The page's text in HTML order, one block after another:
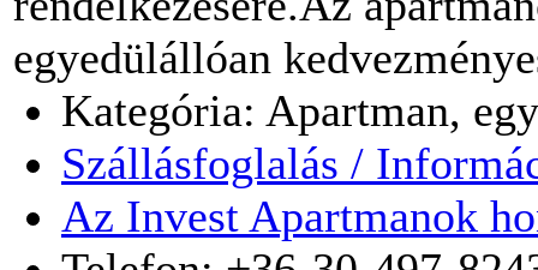
egyedülállóan
Kategória: Apartman,
Szállásfoglalás /
Az Invest Apartmanok